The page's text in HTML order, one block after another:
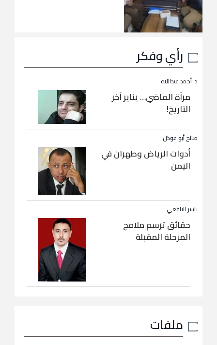
رأي وفكر
د. أحمد عبداللاه
مرآة الماضي… يناير آخر
التاريخ!
صالح أبو عوذل
أدوات الرياض وطهران في
اليمن
ياسر اليافعي
حقائق ترسم ملامح
المرحلة المقبلة
ملفات